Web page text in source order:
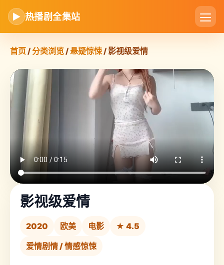
▶ 热播剧全集站
首页/分类浏览/悬疑惊悚/ 影视级爱情
影视级爱情
2020 欧美 电影
★ 4.5
爱情剧情 / 情感惊悚